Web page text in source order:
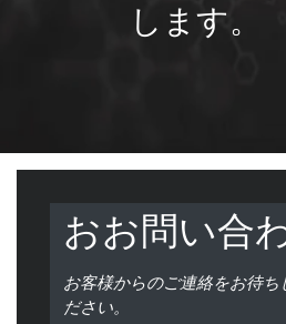
します。
おお問い合
お客様からのご連絡をお待
ださい。